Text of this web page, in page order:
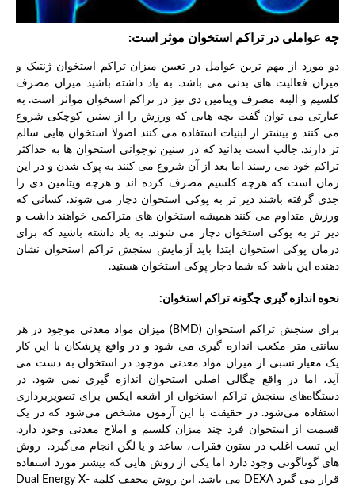
چه عواملی در تراکم استخوان موثر است:
دو مورد از مهم ترین عوامل در تعیین میزان تراکم استخوان ژنتیک و
میزان فعالیت های بدنی می باشد. به یاد داشته باشید میزان مصرف
کلسیم و البته مصرف ویتامین دی نیز در تراکم استخوان مواثر است. به
عبارتی می توان گفت بچه هایی که ورزش را از سنین کوچکی شروع
می کنند و بیشتر از لبنیات استفاده می کنند اصولا استخوان هایی سالم
تر دارند. جالب است بدانید که در سنین نوجوانی استخوان ها به حداکثر
تراکم خود می رسند اما بعد از آن شروع می کنند به پوک شدن و در این
زمان است که هرچه کلسیم مصرف کرده اند و هرچه ویتامین دی را
جدی گرفته باشند دیر تر به پوکی استخوان دچار می شوند. کسانی که
ورزش متداوم می کنند همیشه استخوان های متراکمی خواهند داشت و
دیر تر به پوکی استخوان دچار می شوند. به یاد داشته باشید که برای
درمان پوکی استخوان ابتدا باید آزمایش سنجش تراکم استخوان نشان
دهنده این باشد که شما دچار پوکی استخوان هستید.
نحوه اندازه گیری چگونه تراکم استخوان:
برای سنجش تراکم استخوان (BMD) میزان مواد معدنی موجود در هر
سانتی متر مکعب اندازه گیری می شود و در واقع پزشکان با این کار
یک معیار نسبی از میزان مواد معدنی موجود در استخوان به دست می
آید، اما در واقع چگالی اصلی استخوان اندازه گیری نمی شود. در
دستگاه‌های سنجش تراکم استخوان از اشعه ایکس برای تصویربرداری
استفاده می‌شود. در حقیقت با این آزمون مشخص می‌شود که در یک
قسمت از استخوان فرد چند میزان کلسیم و املاح معدنی وجود دارد.
این تست اغلب در ستون فقرات، ساعد و یا لگن انجام می‌گیرد. روش
های گوناگونی وجود دارد اما یکی از روش هایی که بیشتر مورد استفاده
قرار می گیرد DEXA می باشد. این روش مخفف کلمه Dual Energy X-